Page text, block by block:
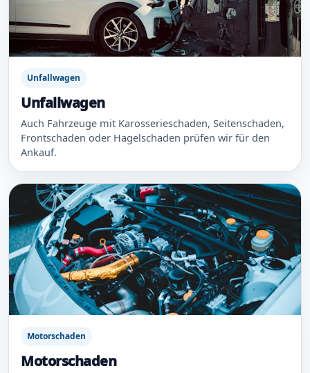
Unfallwagen
Unfallwagen
Auch Fahrzeuge mit Karosserieschaden, Seitenschaden,
Frontschaden oder Hagelschaden prüfen wir für den
Ankauf.
Motorschaden
Motorschaden